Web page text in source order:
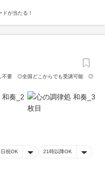
が当たる！
し不要 ◎全国どこからでも受講可能 ◎
日祝OK 21時以降OK